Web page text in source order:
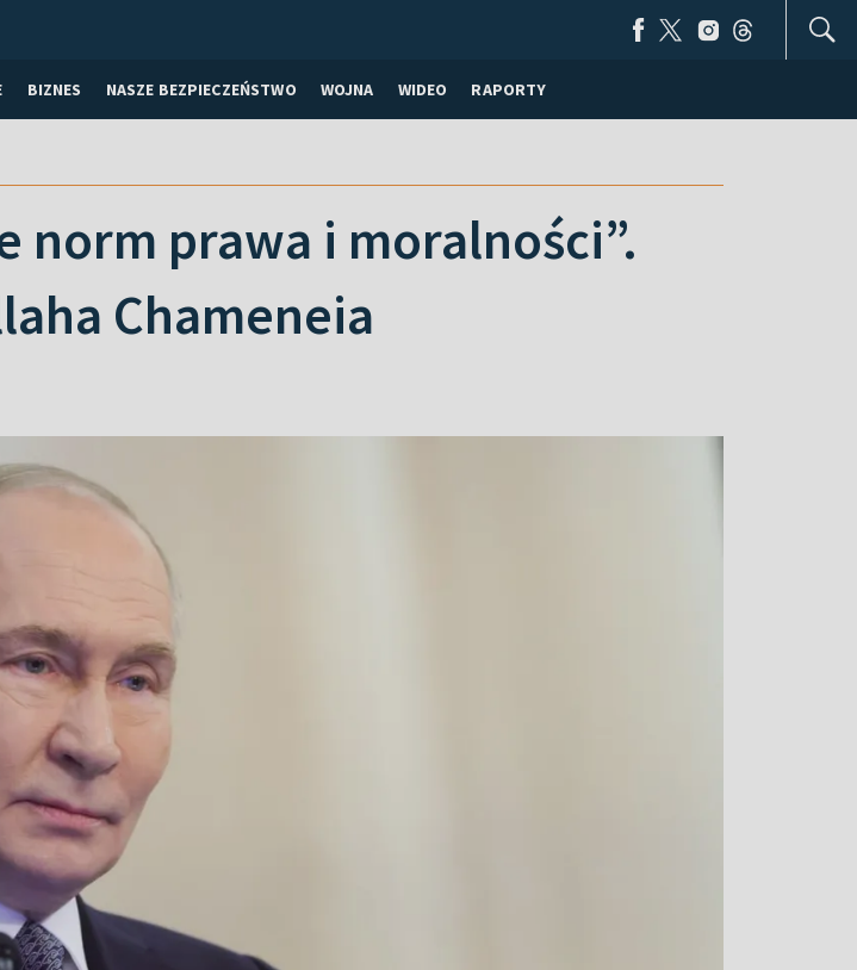
BIZNES NASZE BEZPIECZEŃSTWO WOJNA WIDEO RAPORTY
norm prawa i moralności”.
Chameneia